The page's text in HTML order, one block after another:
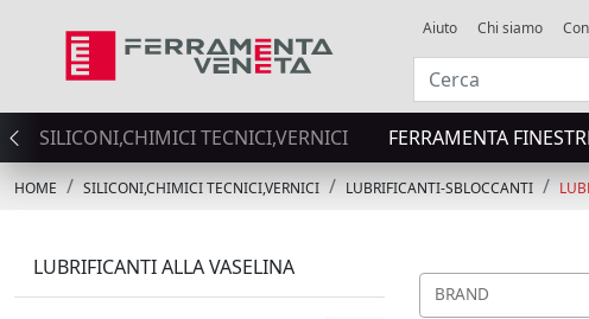
Aiuto Chi siamo
SILICONI,CHIMICI TECNICI,VERNICI FERRAMENTA
HOME SILICONI,CHIMICI TECNICI,VERNICI LUBRIFICANTI-SBLOCCANTI
LUBRIFICANTI ALLA VASELINA
BRAND